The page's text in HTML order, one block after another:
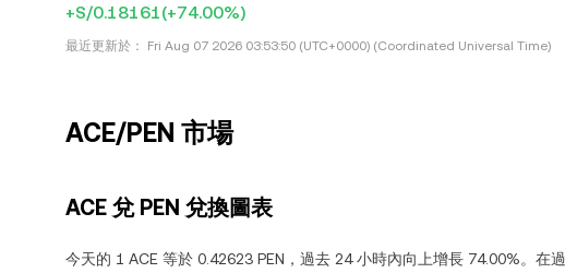
+S/0.18161(+74.00%)
最近更新於： Fri Aug 07 2026 03:53:50 (UTC+0000) (Coordinated Universal Time)
ACE/PEN 市場
ACE 兌 PEN 兌換圖表
今天的 1 ACE 等於 0.42623 PEN，過去 24 小時內向上增長 74.00%。